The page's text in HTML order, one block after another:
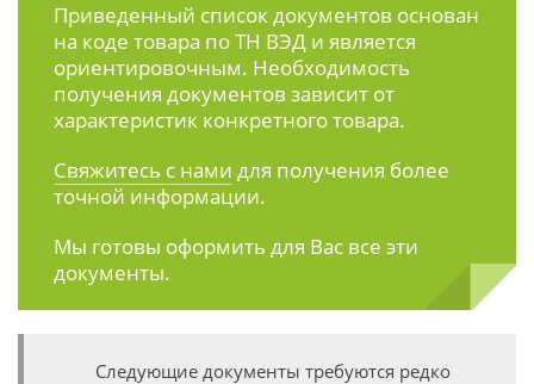
Приведенный список документов основан
на коде товара по ТН ВЭД и является
ориентировочным. Необходимость
получения документов зависит от
характеристик конкретного товара.
Свяжитесь с нами для получения более
точной информации.
Мы готовы оформить для Вас все эти
документы.
Следующие документы требуются редко